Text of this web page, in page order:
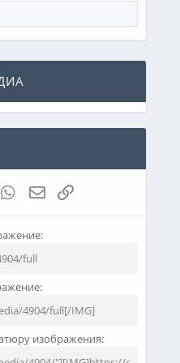
WhatsApp
Электронная почта
Ссылка
изображения